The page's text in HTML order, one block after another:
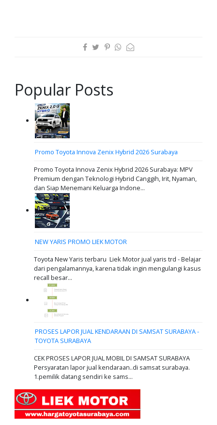
Popular Posts
Promo Toyota Innova Zenix Hybrid 2026 Surabaya
Promo Toyota Innova Zenix Hybrid 2026 Surabaya: MPV
Premium dengan Teknologi Hybrid Canggih, Irit, Nyaman,
dan Siap Menemani Keluarga Indone...
NEW YARIS PROMO LIEK MOTOR
Toyota New Yaris terbaru Liek Motor jual yaris trd - Belajar
dari pengalamannya, karena tidak ingin mengulangi kasus
recall besar...
PROSES LAPOR JUAL KENDARAAN DI SAMSAT SURABAYA -
TOYOTA SURABAYA
CEK PROSES LAPOR JUAL MOBIL DI SAMSAT SURABAYA
Persyaratan lapor jual kendaraan..di samsat surabaya.
1.pemilik datang sendiri ke sams...